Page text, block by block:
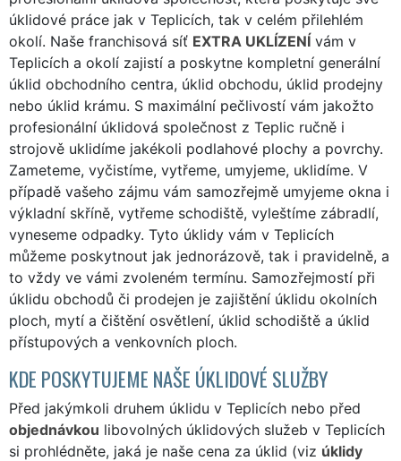
úklidové práce jak v Teplicích, tak v celém přilehlém
okolí. Naše franchisová síť EXTRA UKLÍZENÍ vám v
Teplicích a okolí zajistí a poskytne kompletní generální
úklid obchodního centra, úklid obchodu, úklid prodejny
nebo úklid krámu. S maximální pečlivostí vám jakožto
profesionální úklidová společnost z Teplic ručně i
strojově uklidíme jakékoli podlahové plochy a povrchy.
Zameteme, vyčistíme, vytřeme, umyjeme, uklidíme. V
případě vašeho zájmu vám samozřejmě umyjeme okna i
výkladní skříně, vytřeme schodiště, vyleštíme zábradlí,
vyneseme odpadky. Tyto úklidy vám v Teplicích
můžeme poskytnout jak jednorázově, tak i pravidelně, a
to vždy ve vámi zvoleném termínu. Samozřejmostí při
úklidu obchodů či prodejen je zajištění úklidu okolních
ploch, mytí a čištění osvětlení, úklid schodiště a úklid
přístupových a venkovních ploch.
KDE POSKYTUJEME NAŠE ÚKLIDOVÉ SLUŽBY
Před jakýmkoli druhem úklidu v Teplicích nebo před
objednávkou libovolných úklidových služeb v Teplicích
si prohlédněte, jaká je naše cena za úklid (viz úklidy